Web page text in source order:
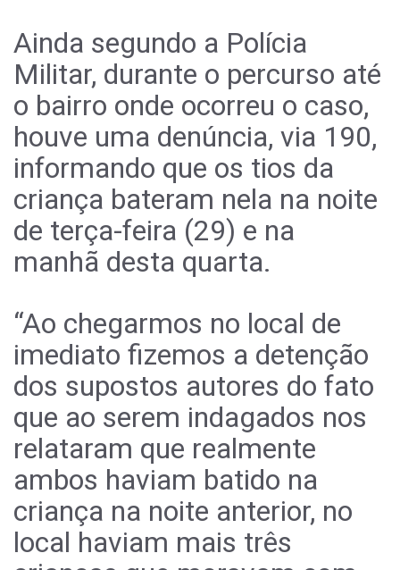
Ainda segundo a Polícia
Militar, durante o percurso até
o bairro onde ocorreu o caso,
houve uma denúncia, via 190,
informando que os tios da
criança bateram nela na noite
de terça-feira (29) e na
manhã desta quarta.
“Ao chegarmos no local de
imediato fizemos a detenção
dos supostos autores do fato
que ao serem indagados nos
relataram que realmente
ambos haviam batido na
criança na noite anterior, no
local haviam mais três